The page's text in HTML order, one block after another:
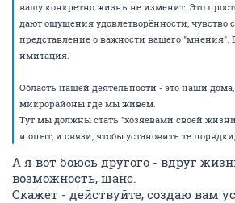
вашу конкретно жизнь не изменит. Это
дают ощущения удовлетворённости, чувство
представление о важности вашего "мнения".
имитация.
Область нашей деятельности - это наши
микрорайоны где мы живём.
Тут мы должны стать "хозяевами своей
и опыт, и связи, чтобы установить те
А я вот боюсь другого - вдруг
возможность, шанс.
Скажет - действуйте, создаю вам